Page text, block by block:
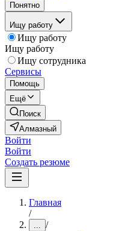
Понятно
Ищу работу
Ищу работу
Ищу работу
Ищу сотрудника
Сервисы
Помощь
Ещё
Поиск
Алмазный
Войти
Войти
Создать резюме
Главная
/
... /